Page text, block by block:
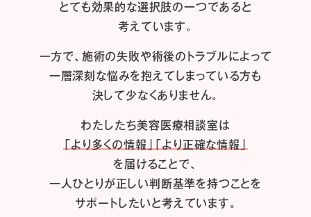
とても効果的な選択肢の一つであると
考えています。
一方で、施術の失敗や術後のトラブルによって
一層深刻な悩みを抱えてしまっている方も
決して少なくありません。
わたしたち美容医療相談室は
「より多くの情報」「より正確な情報」
を届けることで、
一人ひとりが正しい判断基準を持つことを
サポートしたいと考えています。